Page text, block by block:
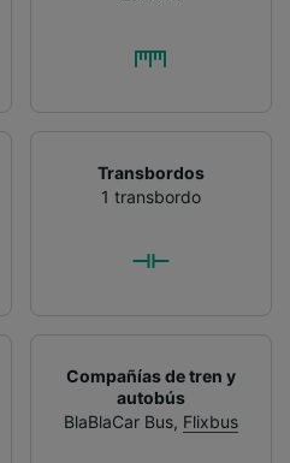
Transbordos
1 transbordo
Compañías de tren y
autobús
BlaBlaCar Bus, Flixbus